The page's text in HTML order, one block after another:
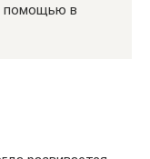
помощью в